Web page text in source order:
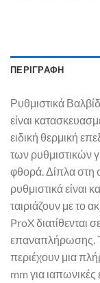
ΠΕΡΙΓΡΑΦΉ
Ρυθμιστικά
είναι
ειδική θερμική
των ρυθμιστικών
φθορά. Δίπλα στη
ρυθμιστικά είναι
ταιριάζουν με το
ProX διατίθενται
επαναπλήρωσης.
περιέχουν μια
mm για